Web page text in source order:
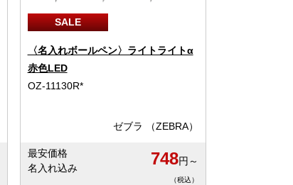
SALE
〈名入れボールペン〉ライトライトα
赤色LED
OZ-11130R*
ゼブラ （ZEBRA）
最安価格
名入れ込み
748円～
（税込）